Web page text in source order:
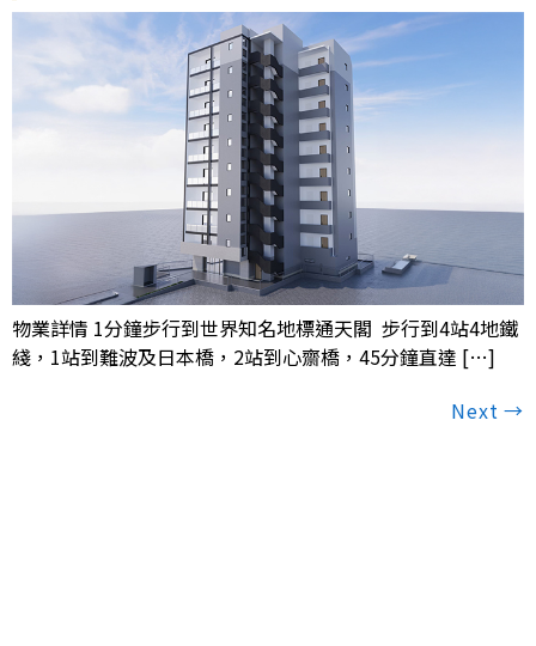
物業詳情 1分鐘步行到世界知名地標通天閣 步行到4站4地鐵
綫，1站到難波及日本橋，2站到心齋橋，45分鐘直達 […]
Next→